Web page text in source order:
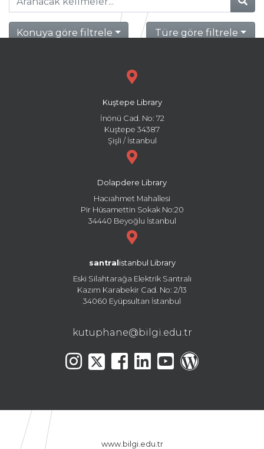
Konuya göre filtrele Türe göre filtrele
Kuştepe Library
İnönü Cad. No: 72
Kuştepe 34387
Şişli / İstanbul
Dolapdere Library
Hacıahmet Mahallesi
Pir Hüsamettin Sokak No:20
34440 Beyoğlu İstanbul
santral istanbul Library
Eski Silahtarağa Elektrik Santralı
Kazım Karabekir Cad. No: 2/13
34060 Eyüpsultan İstanbul
kutuphane@bilgi.edu.tr
www.bilgi.edu.tr